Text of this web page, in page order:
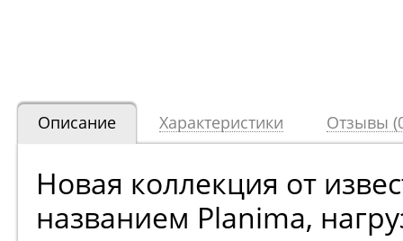
Описание Характеристики Отзывы
Новая коллекция от
названием Planima,